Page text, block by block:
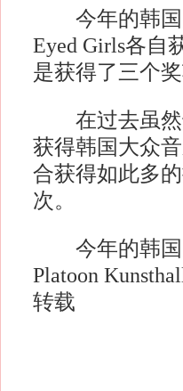
今年的韩国
Eyed Girls各自
是获得了三个奖
在过去虽然
获得韩国大众
合获得如此多
次。
今年的韩国
Platoon
转载